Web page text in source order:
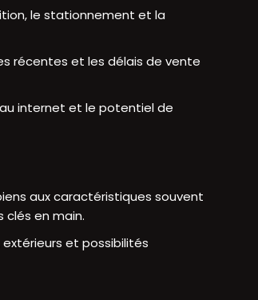
le stationnement et la
récentes et les délais de vente
internet et le potentiel de
aux caractéristiques souvent
clés en main.
et possibilités